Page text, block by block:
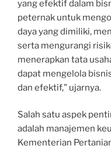
yang efektif dalam
peternak untuk
daya yang dimiliki,
serta mengurangi
menerapkan tata
dapat mengelola
dan efektif,” ujarnya.
Salah satu aspek
adalah manajemen
Kementerian